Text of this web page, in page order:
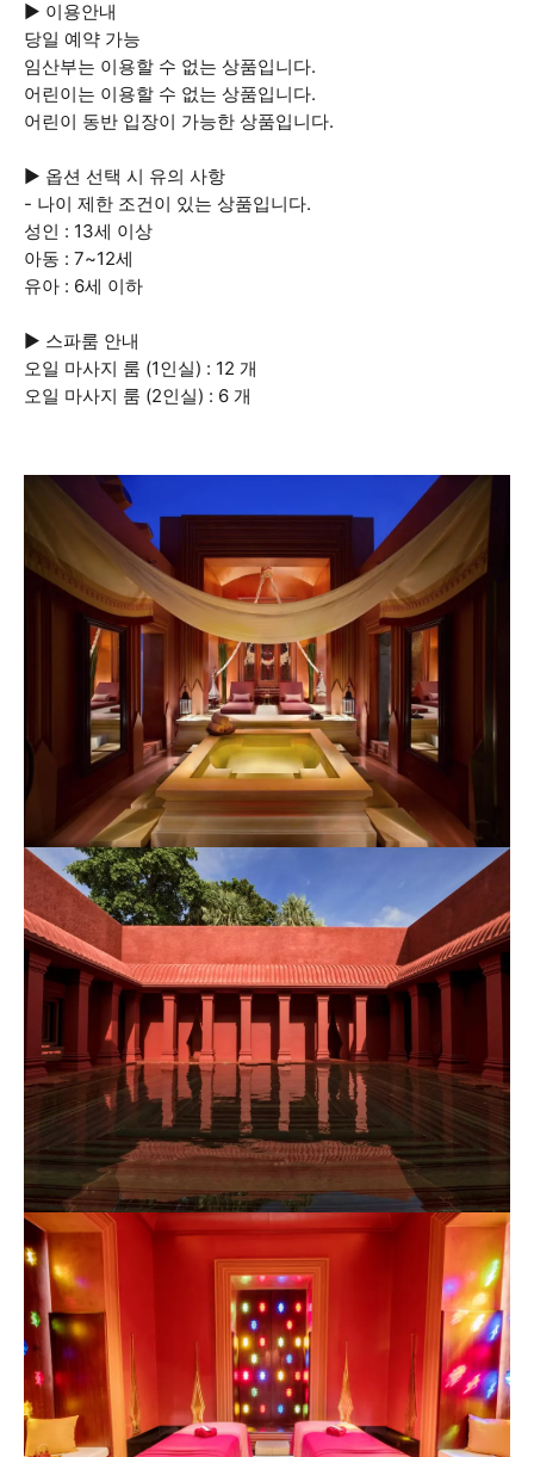
▶ 이용안내
당일 예약 가능
임산부는 이용할 수 없는 상품입니다.
어린이는 이용할 수 없는 상품입니다.
어린이 동반 입장이 가능한 상품입니다.
▶ 옵션 선택 시 유의 사항
- 나이 제한 조건이 있는 상품입니다.
성인 : 13세 이상
아동 : 7~12세
유아 : 6세 이하
▶ 스파룸 안내
오일 마사지 룸 (1인실) : 12 개
오일 마사지 룸 (2인실) : 6 개